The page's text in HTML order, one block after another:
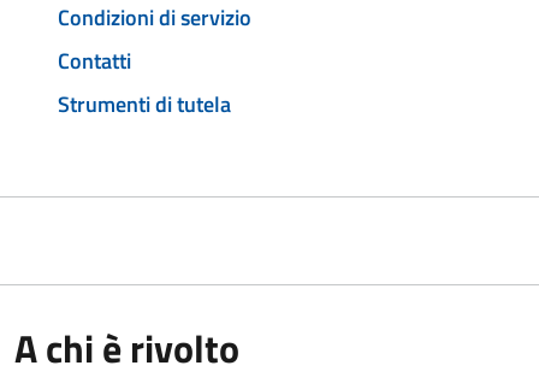
Condizioni di servizio
Contatti
Strumenti di tutela
A chi è rivolto